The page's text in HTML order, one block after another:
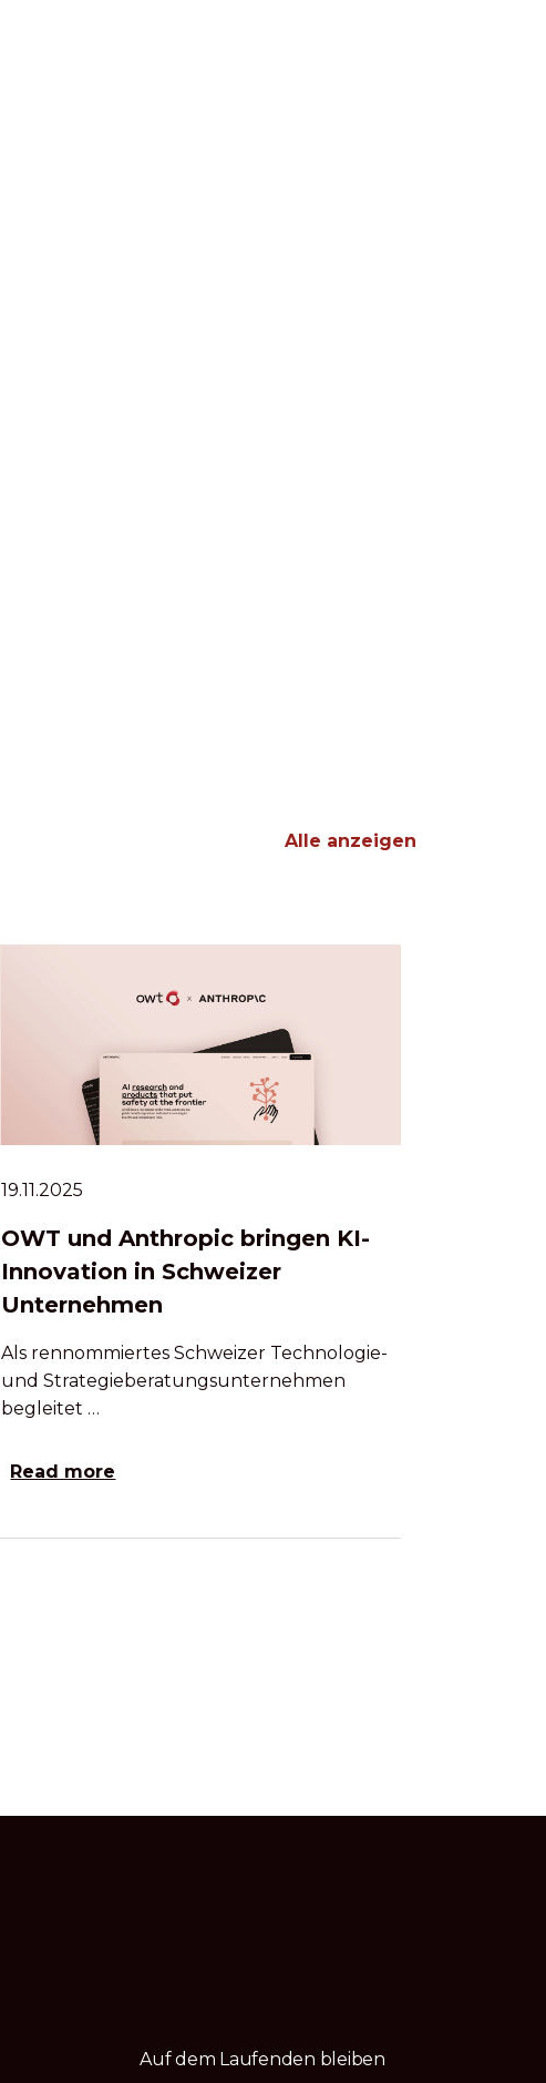
Alle anzeigen
19.11.2025
OWT und Anthropic bringen KI-
Innovation in Schweizer
Unternehmen
Als rennommiertes Schweizer Technologie-
und Strategieberatungsunternehmen
begleitet …
Read more
Auf dem Laufenden bleiben